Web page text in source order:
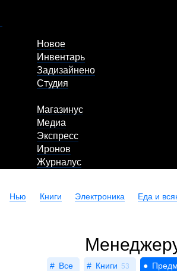
Новое
Инвентарь
Задизайнено
Студия
Магазинус
Медиа
Экспресс
Иронов
Журналус
Нью Книги Электроника Еда и
Все Книги 53